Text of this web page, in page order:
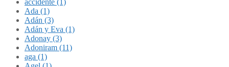
accidente (1)
Ada (1)
Adán (3)
Adán y Eva (1)
Adonay (3)
Adoniram (11)
aga (1)